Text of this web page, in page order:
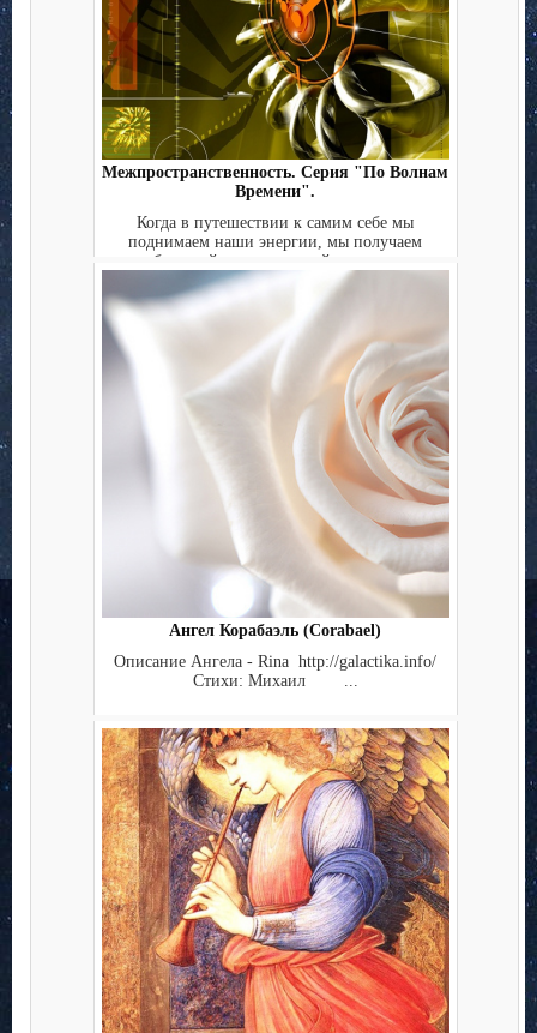
Межпространственность. Серия "По Волнам
Времени".
Когда в путешествии к самим себе мы
поднимаем наши энергии, мы получаем
больший доступ к своей межпр...
Ангел Корабаэль (Corabael)
Описание Ангела - Rina http://galactika.info/
Стихи: Михаил ...